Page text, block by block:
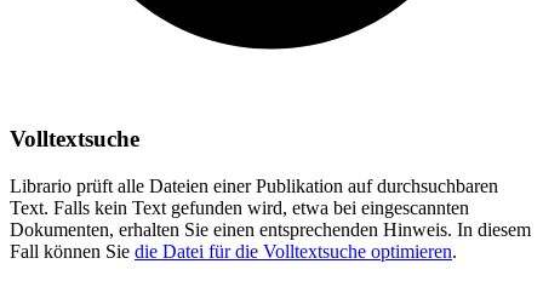
Volltextsuche
Librario prüft alle Dateien einer Publikation auf durchsuchbaren
Text. Falls kein Text gefunden wird, etwa bei eingescannten
Dokumenten, erhalten Sie einen entsprechenden Hinweis. In diesem
Fall können Sie die Datei für die Volltextsuche optimieren.